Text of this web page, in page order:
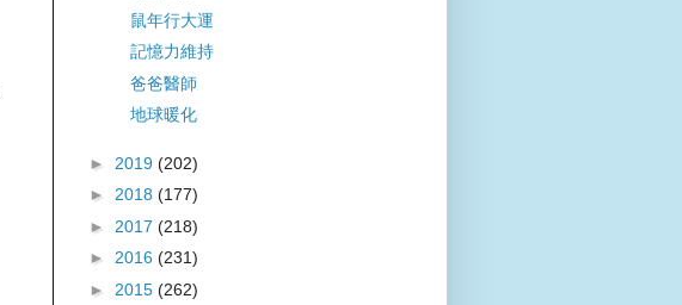
鼠年行大運
記憶力維持
爸爸醫師
地球暖化
► 2019 (202)
► 2018 (177)
► 2017 (218)
► 2016 (231)
► 2015 (262)